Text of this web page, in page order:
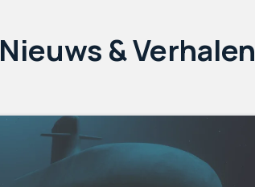
Nieuws & Verhalen